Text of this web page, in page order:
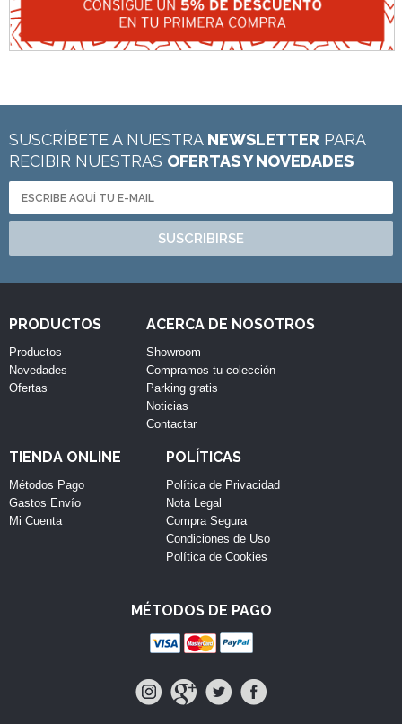
SUSCRÍBETE A NUESTRA NEWSLETTER PARA
RECIBIR NUESTRAS OFERTAS Y NOVEDADES
SUSCRIBIRSE
PRODUCTOS
Productos
Novedades
Ofertas
ACERCA DE NOSOTROS
Showroom
Compramos tu colección
Parking gratis
Noticias
Contactar
TIENDA ONLINE
Métodos Pago
Gastos Envío
Mi Cuenta
POLÍTICAS
Política de Privacidad
Nota Legal
Compra Segura
Condiciones de Uso
Política de Cookies
MÉTODOS DE PAGO